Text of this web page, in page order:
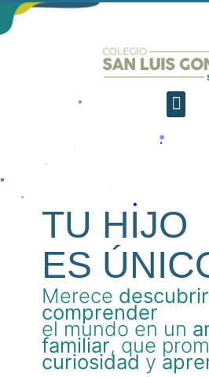
TU HIJO
ES
Merece descubrir
comprender
el mundo en un
familiar, que
curiosidad y